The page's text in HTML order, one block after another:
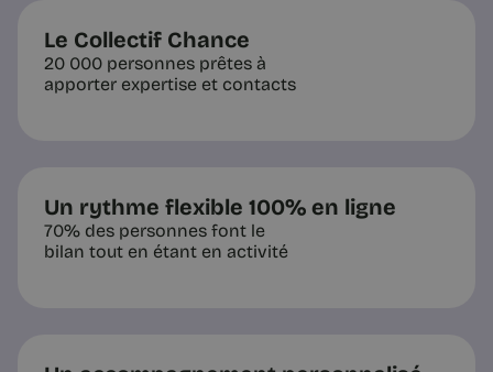
Conseils et Exercices
La puissance du silence :
Le Collectif Chance
20 000 personnes prêtes à
apporter expertise et contacts
Un rythme flexible 100% en ligne
70% des personnes font le
bilan tout en étant en activité